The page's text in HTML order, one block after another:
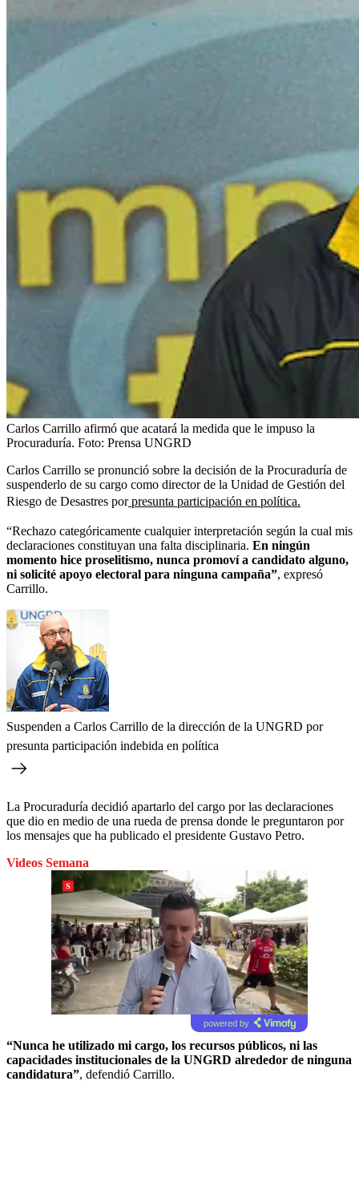
Carlos Carrillo afirmó que acatará la medida que le impuso la
Procuraduría. Foto: Prensa UNGRD
Carlos Carrillo se pronunció sobre la decisión de la Procuraduría de
suspenderlo de su cargo como director de la Unidad de Gestión del
Riesgo de Desastres porpresunta participación en política.
“Rechazo categóricamente cualquier interpretación según la cual mis
declaraciones constituyan una falta disciplinaria. En ningún
momento hice proselitismo, nunca promoví a candidato alguno,
ni solicité apoyo electoral para ninguna campaña”, expresó
Carrillo.
Suspenden a Carlos Carrillo de la dirección de la UNGRD por
presunta participación indebida en política
La Procuraduría decidió apartarlo del cargo por las declaraciones
que dio en medio de una rueda de prensa donde le preguntaron por
los mensajes que ha publicado el presidente Gustavo Petro.
Videos Semana
powered by
“Nunca he utilizado mi cargo, los recursos públicos, ni las
capacidades institucionales de la UNGRD alrededor de ninguna
candidatura”, defendió Carrillo.